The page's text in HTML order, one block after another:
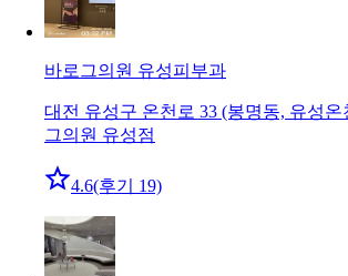
바로그의원 유성피부과
대전 유성구 온천로 33 (봉명동, 유성온
그의원 유성점
4.6(후기 19)